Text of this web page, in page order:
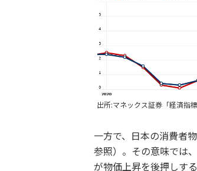
出所:マネックス証券「経済指標
一方で、日本の消費者
参照）。その意味では
が物価上昇を後押しす